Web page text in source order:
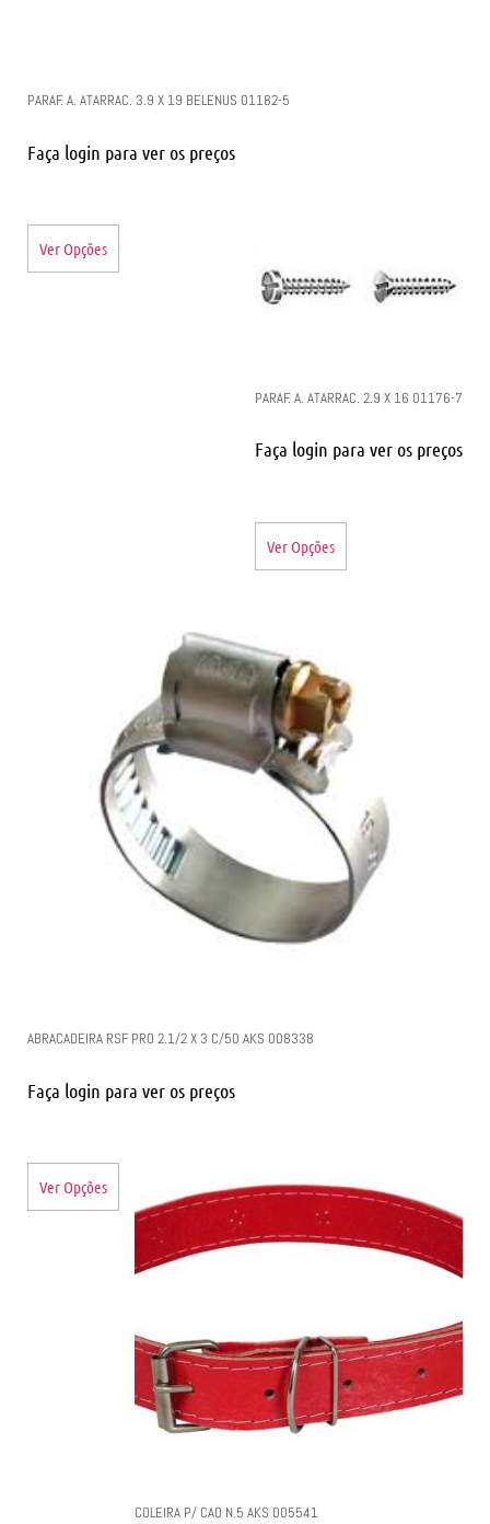
PARAF. A. ATARRAC. 3.9 X 19 BELENUS 01182-5
Faça login para ver os preços
Ver Opções
PARAF. A. ATARRAC. 2.9 X 16 01176-7
Faça login para ver os preços
Ver Opções
ABRACADEIRA RSF PRO 2.1/2 X 3 C/50 AKS 008338
Faça login para ver os preços
Ver Opções
COLEIRA P/ CAO N.5 AKS 005541